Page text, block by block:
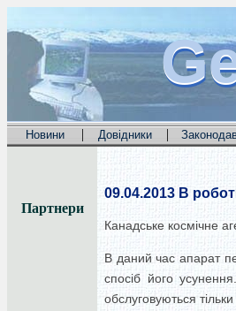
Новини | Довідники |
Партнери
09.04.2013 В
Канадське космічне
В даний час апарат
спосіб його
обслуговуються